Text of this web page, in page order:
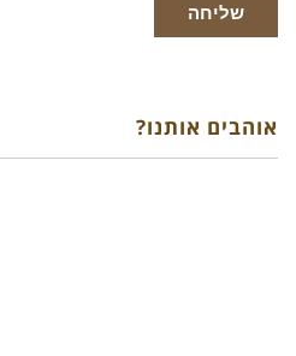
שליחה
אוהבים אותנו?